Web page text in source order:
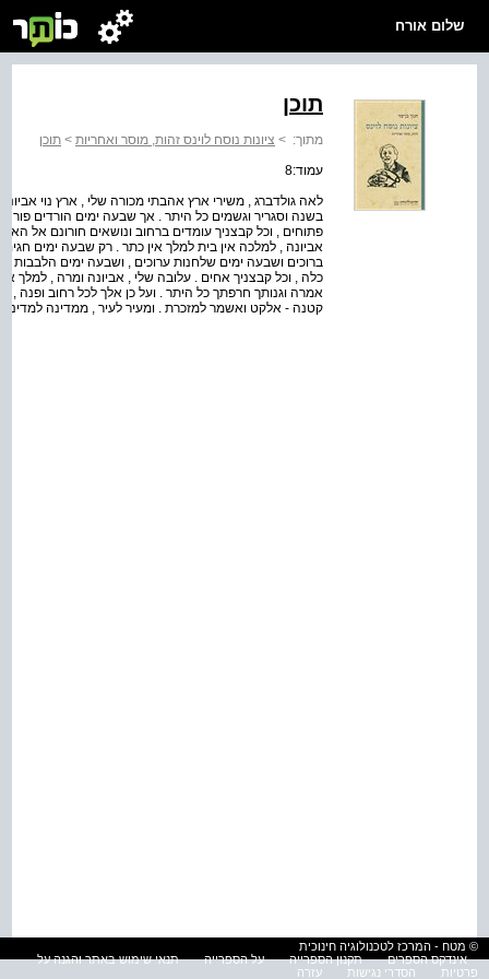
שלום אורח
תוכן
מתוך: > ציונות נוסח לוינס זהות, מוסר ואחריות > תוכן
עמוד:8
לאה גולדברג , משירי ארץ אהבתי מכורה שלי , ארץ נוי
בשנה וסגריר וגשמים כל היתר . אך שבעה ימים הורדים
פתוחים , וכל קבצניך עומדים ברחוב ונושאים חורונם אל
אביונה , למלכה אין בית למלך אין כתר . רק שבעה ימים
ברוכים ושבעה ימים שלחנות ערוכים , ושבעה ימים הלבבות
כלה , וכל קבצניך אחים . עלובה שלי , אביונה ומרה , למלך
אמרה וגנותך חרפתך כל היתר . ועל כן אלך לכל רחוב ופנה ,
קטנה - אלקט ואשמר למזכרת . ומעיר לעיר , ממדינה
© מטח - המרכז לטכנולוגיה חינוכית
אינדקס הספרים
תקנון הספרייה על הספרייה
תנאי שימוש באתר והגנה על
פרטיות
הסדרי נגישות עזרה